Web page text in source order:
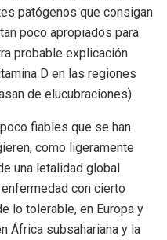
patógenos que consigan
poco apropiados para
probable explicación
D en las regiones
de elucubraciones).
fiables que se han
como ligeramente
una letalidad global
con cierto
lo tolerable, en Europa y
África subsahariana y la